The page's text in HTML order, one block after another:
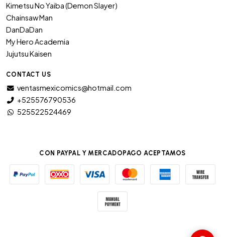
Kimetsu No Yaiba (Demon Slayer)
Chainsaw Man
DanDaDan
My Hero Academia
Jujutsu Kaisen
CONTACT US
ventasmexicomics@hotmail.com
+525576790536
525522524469
CON PAYPAL Y MERCADOPAGO ACEPTAMOS